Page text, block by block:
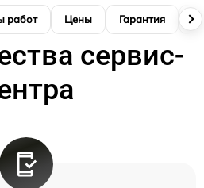
работ Цены Гарантия
сервис-